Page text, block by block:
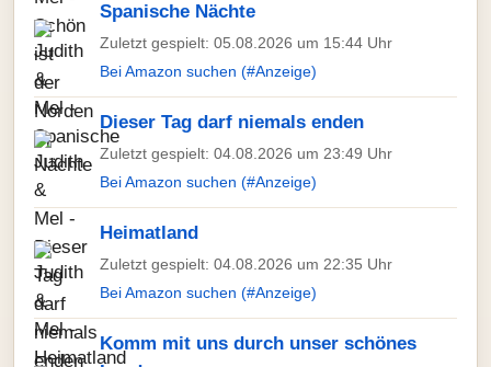
Spanische Nächte
Zuletzt gespielt: 05.08.2026 um 15:44 Uhr
Bei Amazon suchen (#Anzeige)
Dieser Tag darf niemals enden
Zuletzt gespielt: 04.08.2026 um 23:49 Uhr
Bei Amazon suchen (#Anzeige)
Heimatland
Zuletzt gespielt: 04.08.2026 um 22:35 Uhr
Bei Amazon suchen (#Anzeige)
Komm mit uns durch unser schönes